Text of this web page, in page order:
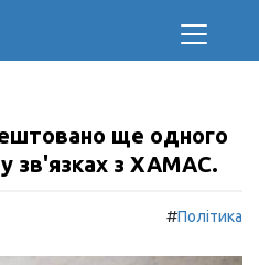
ще одного
зв'язках з ХАМАС.
#Політика